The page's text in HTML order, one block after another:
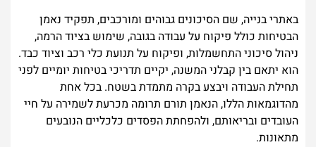
באתרי בנייה, שם הסיכונים גבוהים ומורכבים, תפקיד נאמן
הבטיחות כולל פיקוח על עבודה בגובה, שימוש בציוד הרמה,
ניהול סיכוני התחשמלות, ופיקוח על תנועת כלי רכב וציוד כבד.
הוא יתאם בין קבלני המשנה, יקיים תדריכי בטיחות יומיים לפני
תחילת העבודה ויבצע בקרה מתמדת בשטח. בכל אחת
מהדוגמאות הללו, הנאמן תורם תרומה מכרעת לשמירה על חיי
העובדים ובריאותם, ולהפחתת הפסדים כלכליים הנובעים
מתאונות.